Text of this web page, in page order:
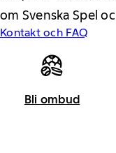
om Svenska Spel
Kontakt och FAQ
Bli ombud